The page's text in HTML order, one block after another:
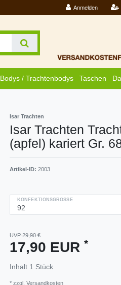
Anmelden
Bodys / Trachtenbodys Taschen
Isar Trachten
Isar Trachten
(apfel) kariert Gr.
Artikel-ID: 2003
KONFEKTIONSGRÖSSE
UVP 29,90 €
17,90 EUR *
Inhalt 1 Stück
* zzgl. Versandkosten